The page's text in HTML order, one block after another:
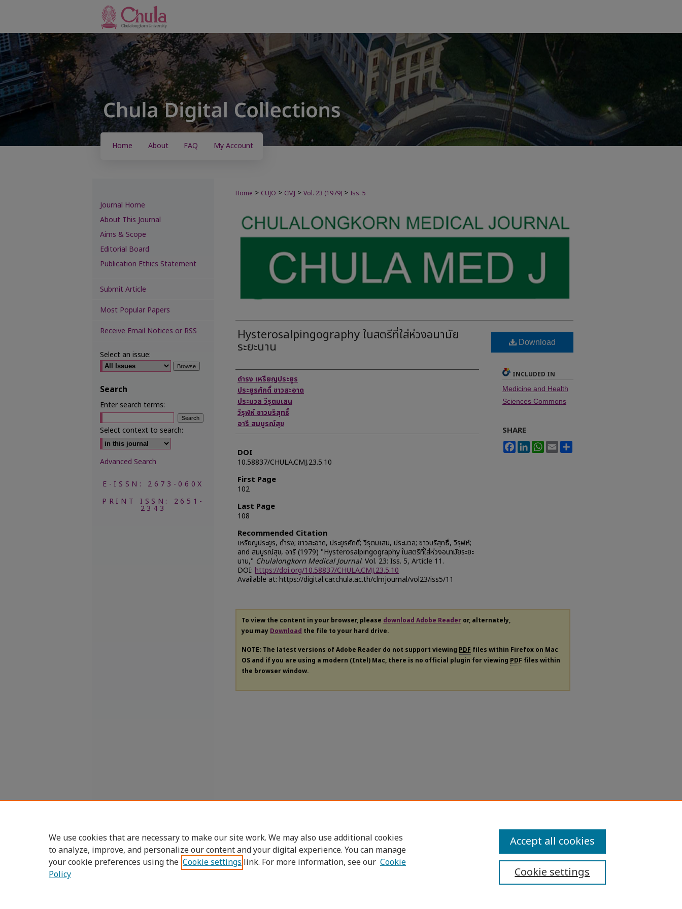
Home About FAQ My Account
Home > CUJO > CMJ > Vol. 23 (1979) > Iss. 5
Hysterosalpingography ในสตรีที่ใส่ห่วงอนามัย
ระยะนาน
Authors
ดำรง เหรียญประยูร
ประยูรศักดิ์ ขาวสะอาด
ประมวล วีรุตมเสน
วิรุฬห์ ขาวบริสุทธิ์
อารี สมบูรณ์สุข
DOI
10.58837/CHULA.CMJ.23.5.10
First Page
102
Last Page
108
Recommended Citation
เหรียญประยูร, ดำรง; ขาวสะอาด, ประยูรศักดิ์; วีรุตมเสน, ประมวล; ขาวบริสุทธิ์, วิรุฬห์;
and สมบูรณ์สุข, อารี (1979) "Hysterosalpingography ในสตรีที่ใส่ห่วงอนามัยระยะ
นาน," Chulalongkorn Medical Journal: Vol. 23: Iss. 5, Article 11.
DOI: https://doi.org/10.58837/CHULA.CMJ.23.5.10
Available at: https://digital.car.chula.ac.th/clmjournal/vol23/iss5/11
Download
INCLUDED IN
Medicine and Health
Sciences Commons
SHARE
FacebookLinkedInWhatsApp
Email
To view the content in your browser, please download Adobe Reader or, alternately,
you may Download the file to your hard drive.
NOTE: The latest versions of Adobe Reader do not support viewing PDF files within Firefox on Mac
OS and if you are using a modern (Intel) Mac, there is no official plugin for viewing PDF files within
the browser window.
Journal Home
About This Journal
Aims & Scope
Editorial Board
Publication Ethics Statement
Submit Article
Most Popular Papers
Receive Email Notices or RSS
Select an issue:
Search
Enter search terms:
Select context to search:
Advanced Search
E-ISSN: 2673-060X
PRINT ISSN: 2651-
2343
Accessibility Statement
We use cookies that are necessary to make our site work. We may also use additional cookies
to analyze, improve, and personalize our content and your digital experience. You can manage
your cookie preferences using the Cookie settings link. For more information, see our Cookie
Policy
Cookie settings
Accept all cookies